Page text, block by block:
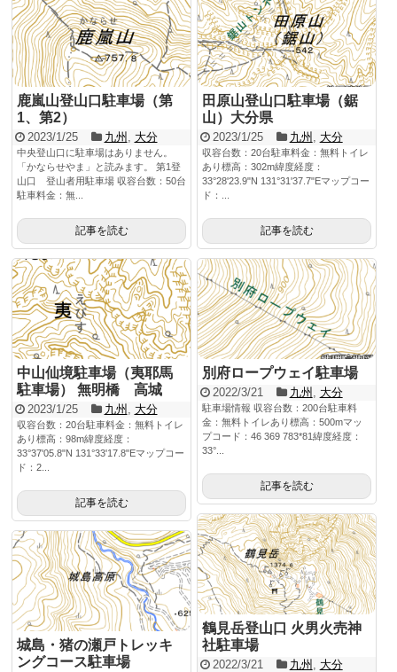
鹿嵐山登山口駐車場（第
1、第2）
2023/1/25 九州 大分
中央登山口に駐車場はありません。
「かならせやま」と読みます。 第1登
山口 登山者用駐車場 収容台数：50台
駐車料金：無...
記事を読む
田原山登山口駐車場（鋸
山）大分県
2023/1/25 九州 大分
収容台数：20台駐車料金：無料トイレ
あり標高：302m緯度経度：
33°28'23.9"N 131°31'37.7"Eマップコー
ド：...
記事を読む
中山仙境駐車場（夷耶馬
駐車場） 無明橋 高城
2023/1/25 九州 大分
収容台数：20台駐車料金：無料トイレ
あり標高：98m緯度経度：
33°37'05.8"N 131°33'17.8"Eマップコー
ド：2...
記事を読む
別府ロープウェイ駐車場
2022/3/21 九州 大分
駐車場情報 収容台数：200台駐車料
金：無料トイレあり標高：500mマッ
プコード：46 369 783*81緯度経度：
33°...
記事を読む
鶴見岳登山口 火男火売神
社駐車場
2022/3/21 九州 大分
城島・猪の瀬戸トレッキ
ングコース駐車場